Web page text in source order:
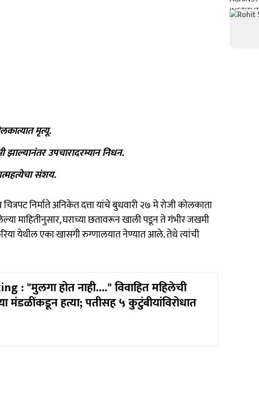
मृत्यू.
उपचारादरम्यान निधन.
संशय.
चित्रपट निर्माते अनिकेत दत्ता यांचे बुधवारी २७ मे रोजी कोलकाता
माहितीनुसार, घराच्या छतावरून खाली पडून ते गंभीर जखमी
येथील एका खासगी रुग्णालयात नेण्यात आले. तेथे त्यांची
: "मुलगा होत नाही...." विवाहित महिलेची
मंडळींकडून हत्या; पतीसह ५ कुटुंबीयांविरोधात